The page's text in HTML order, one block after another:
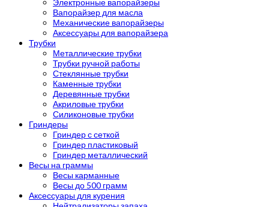
Электронные вапорайзеры
Вапорайзер для масла
Механические вапорайзеры
Аксессуары для вапорайзера
Трубки
Металлические трубки
Трубки ручной работы
Стеклянные трубки
Каменные трубки
Деревянные трубки
Акриловые трубки
Силиконовые трубки
Гриндеры
Гриндер с сеткой
Гриндер пластиковый
Гриндер металлический
Весы на граммы
Весы карманные
Весы до 500 грамм
Аксессуары для курения